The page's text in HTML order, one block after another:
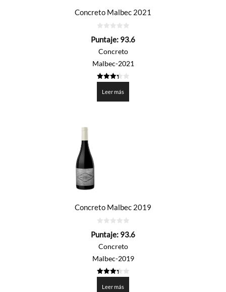
Concreto Malbec 2021
de
Puntaje: 93.6
Concreto
Malbec-2021
de 5
Leer más
Concreto Malbec 2019
de
Puntaje: 93.6
Concreto
Malbec-2019
de 5
Leer más